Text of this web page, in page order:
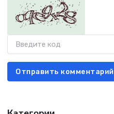
Отправить комментарий